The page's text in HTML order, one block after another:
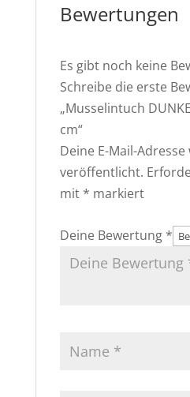
Bewertungen
Es gibt noch keine
Schreibe die erste
„Musselintuch
cm“
Deine E-Mail-
veröffentlicht.
mit * markiert
Deine Bewertung *